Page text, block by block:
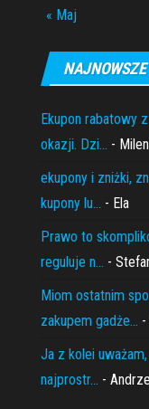
« Maj
Ekupon rabatowy
okazji. Dzi... -
ekupony i zniżki,
kupony lu... - Ela
Prawo to
reguluje n... -
Miom ostatnim
zakupem gadże...
Ja z kolei
najprostr... -